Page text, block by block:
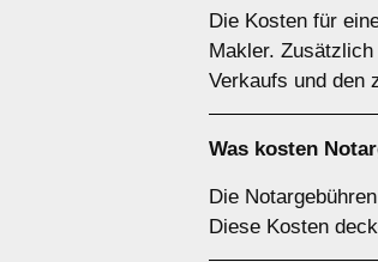
Die Kosten für
Makler.
Verkaufs und den
Was kosten
Die
Diese Kosten